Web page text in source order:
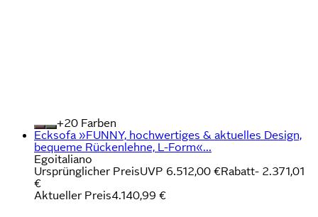
+
Farben
Ecksofa »FUNNY, hochwertiges & aktuelles Design,
bequeme Rückenlehne, L-Form«...
Egoitaliano
Ursprünglicher PreisUVP 6.512,00 €Rabatt- 2.371,01
€
Aktueller Preis4.140,99 €